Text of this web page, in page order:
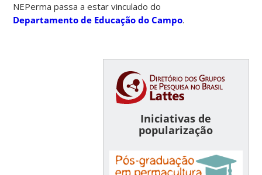
NEPerma passa a estar vinculado do
Departamento de Educação do Campo.
Iniciativas de
popularização